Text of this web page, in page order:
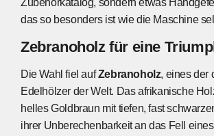
Zubehörkatalog, sondern etwas
das so besonders ist wie die Maschine
Zebranoholz für eine
Die Wahl fiel aufZebranoholz, eines der
Edelhölzer der Welt. Das afrikanische
helles Goldbraun mit tiefen, fast
ihrer Unberechenbarkeit an das Fell